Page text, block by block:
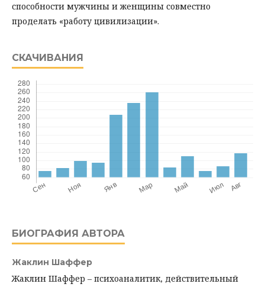
способности мужчины и женщины совместно
проделать «работу цивилизации».
СКАЧИВАНИЯ
БИОГРАФИЯ АВТОРА
Жаклин Шаффер
Жаклин Шаффер – психоаналитик, действительный